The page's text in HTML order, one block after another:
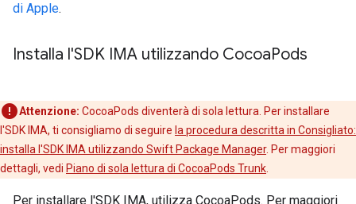
di Apple.
Installa l'SDK IMA utilizzando CocoaPods
Attenzione: CocoaPods diventerà di sola lettura. Per installare
l'SDK IMA, ti consigliamo di seguire la procedura descritta in Consigliato:
installa l'SDK IMA utilizzando Swift Package Manager. Per maggiori
dettagli, vedi Piano di sola lettura di CocoaPods Trunk
Per installare l'SDK IMA, utilizza CocoaPods. Per maggiori